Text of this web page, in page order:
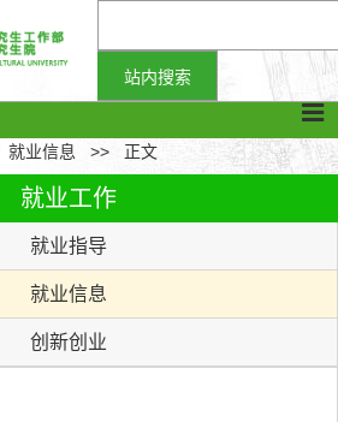
就业信息 >> 正文
就业工作
就业指导
就业信息
创新创业